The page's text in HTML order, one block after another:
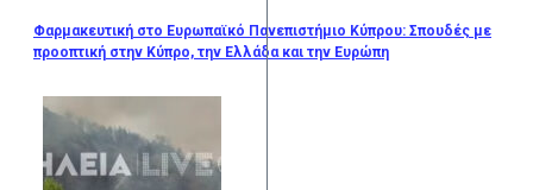
Φαρμακευτική στο Ευρωπαϊκό Πανεπιστήμιο Κύπρου: Σπουδές με
προοπτική στην Κύπρο, την Ελλάδα και την Ευρώπη